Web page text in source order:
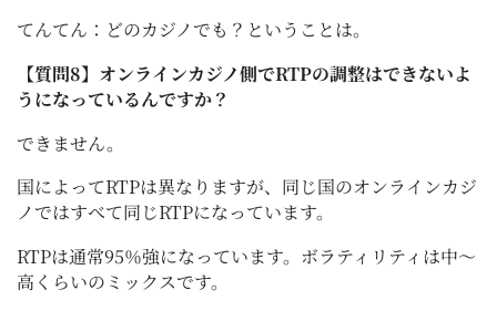
てんてん：どのカジノでも？ということは。
【質問8】オンラインカジノ側でRTPの調整はできないよ
うになっているんですか？
できません。
国によってRTPは異なりますが、同じ国のオンラインカジ
ノではすべて同じRTPになっています。
RTPは通常95％強になっています。ボラティリティは中～
高くらいのミックスです。